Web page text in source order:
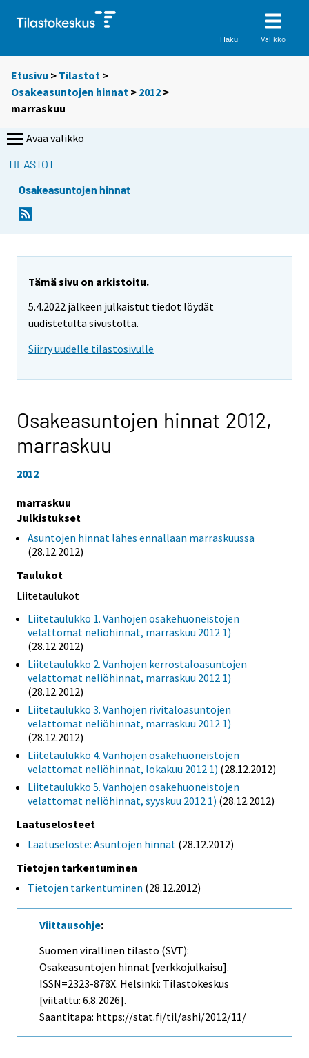
Haku Valikko
Etusivu > Tilastot >
Osakeasuntojen hinnat > 2012 >
marraskuu
Avaa valikko
TILASTOT
Osakeasuntojen hinnat
Tämä sivu on arkistoitu.
5.4.2022 jälkeen julkaistut tiedot löydät
uudistetulta sivustolta.
Siirry uudelle tilastosivulle
Osakeasuntojen hinnat 2012,
marraskuu
2012
marraskuu
Julkistukset
Asuntojen hinnat lähes ennallaan marraskuussa
(28.12.2012)
Taulukot
Liitetaulukot
Liitetaulukko 1. Vanhojen osakehuoneistojen
velattomat neliöhinnat, marraskuu 2012 1)
(28.12.2012)
Liitetaulukko 2. Vanhojen kerrostaloasuntojen
velattomat neliöhinnat, marraskuu 2012 1)
(28.12.2012)
Liitetaulukko 3. Vanhojen rivitaloasuntojen
velattomat neliöhinnat, marraskuu 2012 1)
(28.12.2012)
Liitetaulukko 4. Vanhojen osakehuoneistojen
velattomat neliöhinnat, lokakuu 2012 1) (28.12.2012)
Liitetaulukko 5. Vanhojen osakehuoneistojen
velattomat neliöhinnat, syyskuu 2012 1) (28.12.2012)
Laatuselosteet
Laatuseloste: Asuntojen hinnat (28.12.2012)
Tietojen tarkentuminen
Tietojen tarkentuminen (28.12.2012)
Viittausohje:
Suomen virallinen tilasto (SVT):
Osakeasuntojen hinnat [verkkojulkaisu].
ISSN=2323-878X. Helsinki: Tilastokeskus
[viitattu: 6.8.2026].
Saantitapa: https://stat.fi/til/ashi/2012/11/